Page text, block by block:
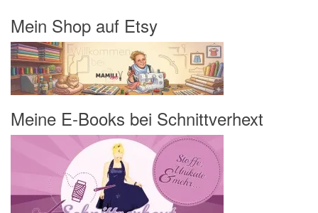
Mein Shop auf Etsy
Meine E-Books bei Schnittverhext